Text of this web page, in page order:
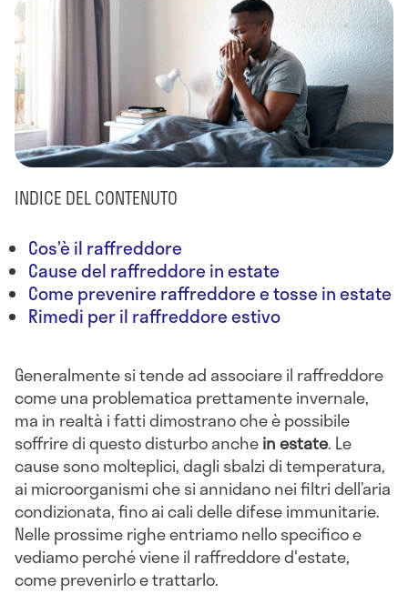
INDICE DEL CONTENUTO
Cos’è il raffreddore
Cause del raffreddore in estate
Come prevenire raffreddore e tosse in estate
Rimedi per il raffreddore estivo
Generalmente si tende ad associare il raffreddore
come una problematica prettamente invernale,
ma in realtà i fatti dimostrano che è possibile
soffrire di questo disturbo anchein estate. Le
cause sono molteplici, dagli sbalzi di temperatura,
ai microorganismi che si annidano nei filtri dell’aria
condizionata, fino ai cali delle difese immunitarie.
Nelle prossime righe entriamo nello specifico e
vediamo perché viene il raffreddore d'estate,
come prevenirlo e trattarlo.